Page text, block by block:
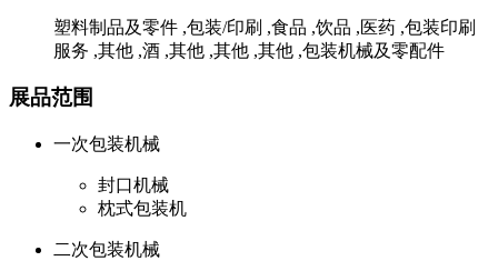
塑料制品及零件 ,包装/印刷 ,食品 ,饮品 ,医药 ,包装印刷
服务 ,其他 ,酒 ,其他 ,其他 ,其他 ,包装机械及零配件
展品范围
一次包装机械
封口机械
枕式包装机
二次包装机械